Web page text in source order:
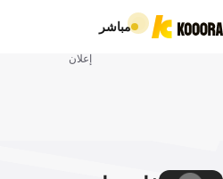
مباشر
إعلان